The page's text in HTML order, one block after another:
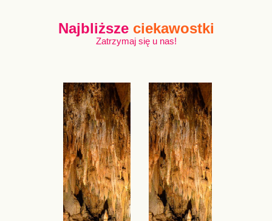
Najbliższe ciekawostki
Zatrzymaj się u nas!